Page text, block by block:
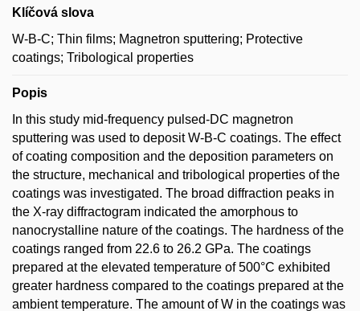
Klíčová slova
W-B-C; Thin films; Magnetron sputtering; Protective
coatings; Tribological properties
Popis
In this study mid-frequency pulsed-DC magnetron
sputtering was used to deposit W-B-C coatings. The effect
of coating composition and the deposition parameters on
the structure, mechanical and tribological properties of the
coatings was investigated. The broad diffraction peaks in
the X-ray diffractogram indicated the amorphous to
nanocrystalline nature of the coatings. The hardness of the
coatings ranged from 22.6 to 26.2 GPa. The coatings
prepared at the elevated temperature of 500°C exhibited
greater hardness compared to the coatings prepared at the
ambient temperature. The amount of W in the coatings was